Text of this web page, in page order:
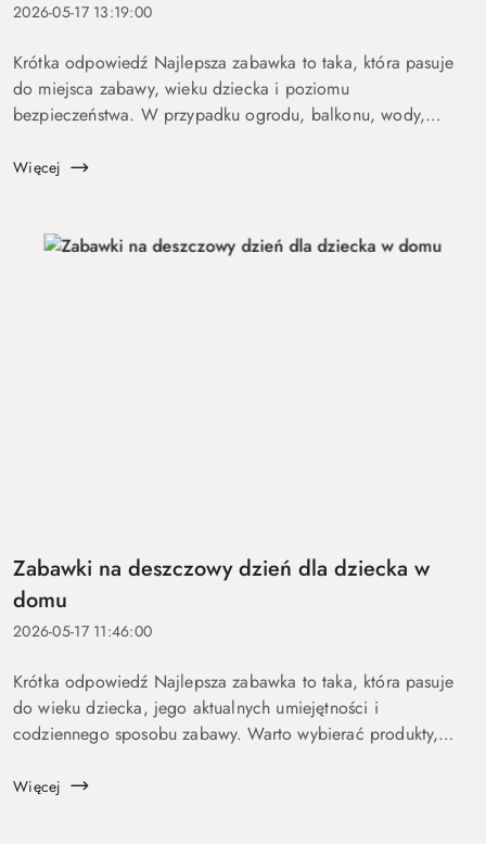
2026-05-17 13:19:00
Krótka odpowiedź Najlepsza zabawka to taka, która pasuje
do miejsca zabawy, wieku dziecka i poziomu
bezpieczeństwa. W przypadku ogrodu, balkonu, wody,
zasady, trwałość, ł...
Więcej
Zabawki na deszczowy dzień dla dziecka w
domu
2026-05-17 11:46:00
Krótka odpowiedź Najlepsza zabawka to taka, która pasuje
do wieku dziecka, jego aktualnych umiejętności i
codziennego sposobu zabawy. Warto wybierać produkty,
możliwość sam...
Więcej